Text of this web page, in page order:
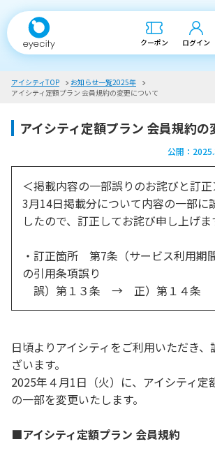
クーポン ログイン
アイシティTOP
お知らせ一覧2025年
アイシティ定額プラン 会員規約の変更について
アイシティ定額プラン 会員規約の
公開：
＜掲載内容の一部誤りのお詫びと訂正
3月14日掲載分について内容の一部に
したので、訂正してお詫び申し上げま
・訂正箇所 第7条（サービス利用期
の引用条項誤り
誤）第１３条 → 正）第１４条
日頃よりアイシティをご利用いただき
ざいます。
2025年４月1日（火）に、アイシティ定
の一部を変更いたします。
■アイシティ定額プラン 会員規約